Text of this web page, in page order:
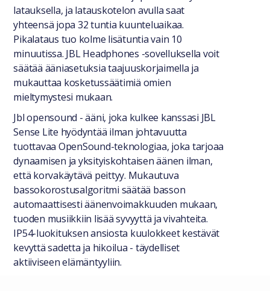
latauksella, ja latauskotelon avulla saat
yhteensä jopa 32 tuntia kuunteluaikaa.
Pikalataus tuo kolme lisätuntia vain 10
minuutissa. JBL Headphones -sovelluksella voit
säätää ääniasetuksia taajuuskorjaimella ja
mukauttaa kosketussäätimiä omien
mieltymystesi mukaan.
Jbl opensound - ääni, joka kulkee kanssasi JBL
Sense Lite hyödyntää ilman johtavuutta
tuottavaa OpenSound-teknologiaa, joka tarjoaa
dynaamisen ja yksityiskohtaisen äänen ilman,
että korvakäytävä peittyy. Mukautuva
bassokorostusalgoritmi säätää basson
automaattisesti äänenvoimakkuuden mukaan,
tuoden musiikkiin lisää syvyyttä ja vivahteita.
IP54-luokituksen ansiosta kuulokkeet kestävät
kevyttä sadetta ja hikoilua - täydelliset
aktiiviseen elämäntyyliin.